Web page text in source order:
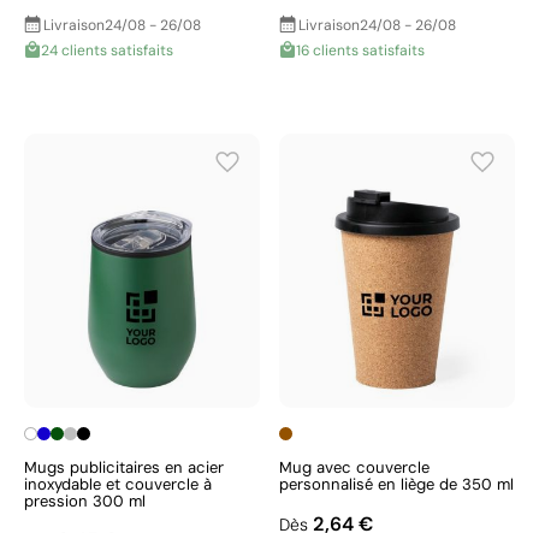
Livraison24/08 - 26/08
24 clients satisfaits
Livraison24/08 - 26/08
16 clients satisfaits
Mugs publicitaires en acier
inoxydable et couvercle à
pression 300 ml
Mug avec couvercle
personnalisé en liège de 350 ml
Dès 2,64 €